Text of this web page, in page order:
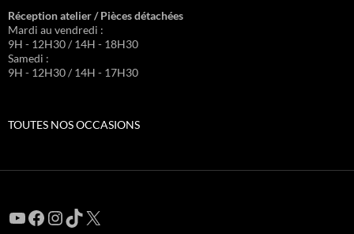
Réception atelier / Pièces détachées
Mardi au vendredi :
9H - 12H30 / 14H - 18H30
Samedi :
9H - 12H30 / 14H - 17H30
TOUTES NOS OCCASIONS
YouTube
Facebook
Instagram
TikTok
X